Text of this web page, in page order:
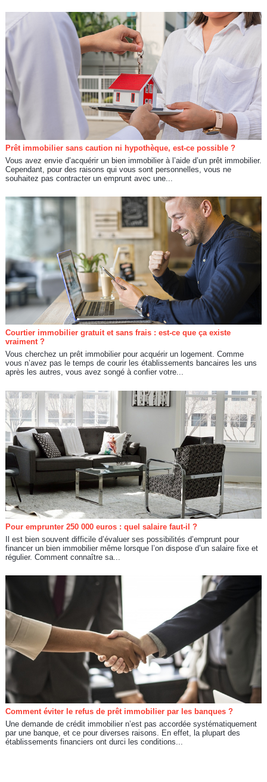
Prêt immobilier sans caution ni hypothèque, est-ce possible ?
Vous avez envie d’acquérir un bien immobilier à l’aide d’un prêt immobilier.
Cependant, pour des raisons qui vous sont personnelles, vous ne
souhaitez pas contracter un emprunt avec une...
Courtier immobilier gratuit et sans frais : est-ce que ça existe
vraiment ?
Vous cherchez un prêt immobilier pour acquérir un logement. Comme
vous n’avez pas le temps de courir les établissements bancaires les uns
après les autres, vous avez songé à confier votre...
Pour emprunter 250 000 euros : quel salaire faut-il ?
Il est bien souvent difficile d’évaluer ses possibilités d’emprunt pour
financer un bien immobilier même lorsque l’on dispose d’un salaire fixe et
régulier. Comment connaître sa...
Comment éviter le refus de prêt immobilier par les banques ?
Une demande de crédit immobilier n’est pas accordée systématiquement
par une banque, et ce pour diverses raisons. En effet, la plupart des
établissements financiers ont durci les conditions...